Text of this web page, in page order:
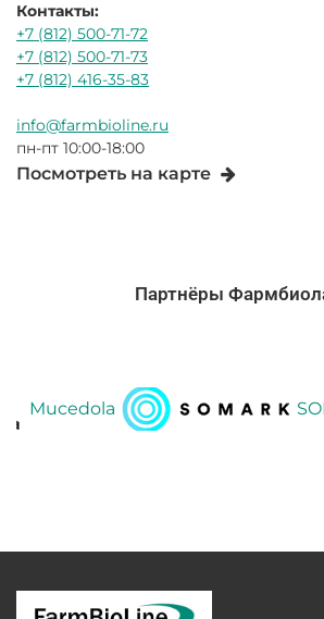
Контакты:
+7 (812) 500-71-72
+7 (812) 500-71-73
+7 (812) 416-35-83
info@farmbioline.ru
пн-пт 10:00-18:00
Посмотреть на карте
Партнёры